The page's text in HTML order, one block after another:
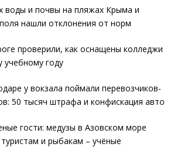
воды и почвы на пляжах Крыма и
нашли отклонения от норм
проверили, как оснащены колледжи
учебному году
у вокзала поймали перевозчиков-
50 тысяч штрафа и конфискация авто
гости: медузы в Азовском море
и рыбакам – учёные